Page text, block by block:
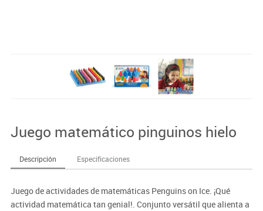
Juego matemático pinguinos hielo
Descripción Especificaciones
Juego de actividades de matemáticas Penguins on Ice. ¡Qué
actividad matemática tan genial!. Conjunto versátil que alienta a